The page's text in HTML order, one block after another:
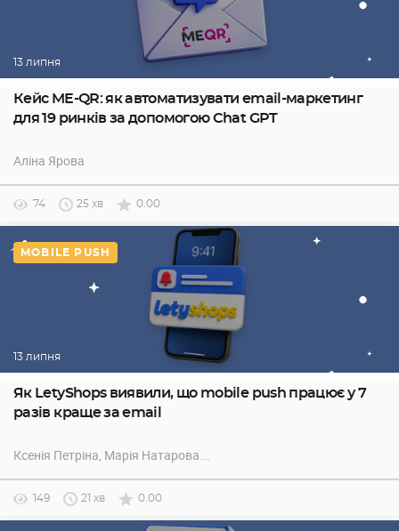
13 липня
Кейс ME-QR: як автоматизувати email-маркетинг
для 19 ринків за допомогою Chat GPT
Аліна Ярова
74 25 хв 0.00
MOBILE PUSH
13 липня
Як LetyShops виявили, що mobile push працює у 7
разів краще за email
Ксенія Петріна, Марія Натарова...
149 21 хв 0.00